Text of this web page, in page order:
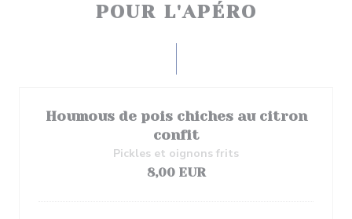
POUR L'APÉRO
Houmous de pois chiches au citron
confit
Pickles et oignons frits
8,00 EUR